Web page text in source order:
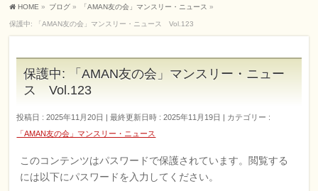
HOME » ブログ » 「AMAN友の会」マンスリー・ニュース »
保護中: 「AMAN友の会」マンスリー・ニュース Vol.123
保護中: 「AMAN友の会」マンスリー・ニュー
ス Vol.123
投稿日 : 2025年11月20日 最終更新日時 : 2025年11月19日
カテゴリー :
「AMAN友の会」マンスリー・ニュース
このコンテンツはパスワードで保護されています。閲覧する
には以下にパスワードを入力してください。